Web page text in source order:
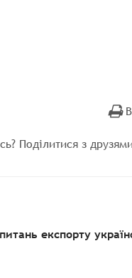
Поділитися з
експорту